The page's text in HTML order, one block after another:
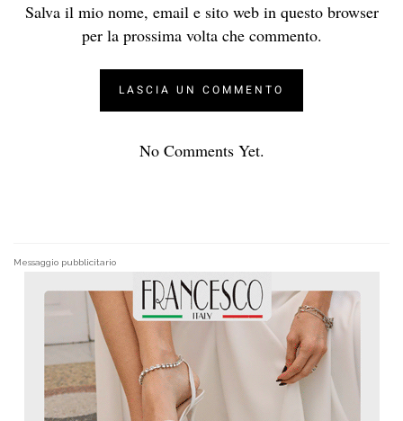
Salva il mio nome, email e sito web in questo browser
per la prossima volta che commento.
No Comments Yet.
Messaggio pubblicitario